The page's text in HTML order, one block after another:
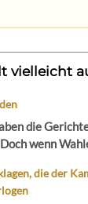
vielleicht
die
wenn
die der